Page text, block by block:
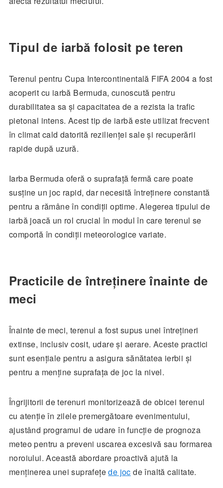
Tipul de iarbă folosit pe teren
Terenul pentru Cupa Intercontinentală FIFA 2004 a fost
acoperit cu iarbă Bermuda, cunoscută pentru
durabilitatea sa și capacitatea de a rezista la trafic
pietonal intens. Acest tip de iarbă este utilizat frecvent
în climat cald datorită rezilienței sale și recuperării
rapide după uzură.
Iarba Bermuda oferă o suprafață fermă care poate
susține un joc rapid, dar necesită întreținere constantă
pentru a rămâne în condiții optime. Alegerea tipului de
iarbă joacă un rol crucial în modul în care terenul se
comportă în condiții meteorologice variate.
Practicile de întreținere înainte de
meci
Înainte de meci, terenul a fost supus unei întrețineri
extinse, inclusiv cosit, udare și aerare. Aceste practici
sunt esențiale pentru a asigura sănătatea ierbii și
pentru a menține suprafața de joc la nivel.
Îngrijitorii de terenuri monitorizează de obicei terenul
cu atenție în zilele premergătoare evenimentului,
ajustând programul de udare în funcție de prognoza
meteo pentru a preveni uscarea excesivă sau formarea
noroiului. Această abordare proactivă ajută la
menținerea unei suprafețede joc de înaltă calitate.